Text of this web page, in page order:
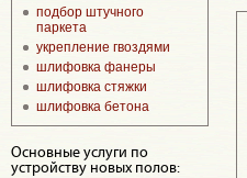
подбор штучного
паркета
укрепление гвоздями
шлифовка фанеры
шлифовка стяжки
шлифовка бетона
Основные услуги по
устройству новых полов: